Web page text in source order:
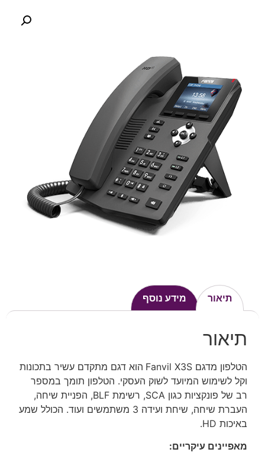
תיאור מידע נוסף
תיאור
הטלפון מדגם Fanvil X3S
הוא דגם מתקדם עשיר בתכונות
וקל לשימוש המיועד לשוק העסקי. הטלפון תומך במספר
רב של פונקציות כגון SCA, רשימת BLF, הפניית שיחה,
העברת שיחה, שיחת ועידה 3 משתמשים ועוד. הכולל שמע
באיכות HD.
מאפיינים עיקריים: